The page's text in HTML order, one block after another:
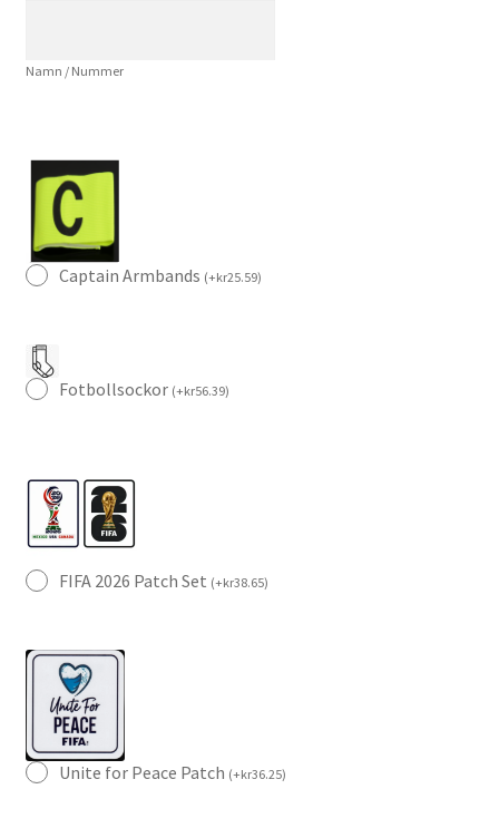
mängd
Namn / Nummer
Captain Armbands (+kr25.59)
Fotbollsockor (+kr56.39)
FIFA 2026 Patch Set (+kr38.65)
Unite for Peace Patch (+kr36.25)